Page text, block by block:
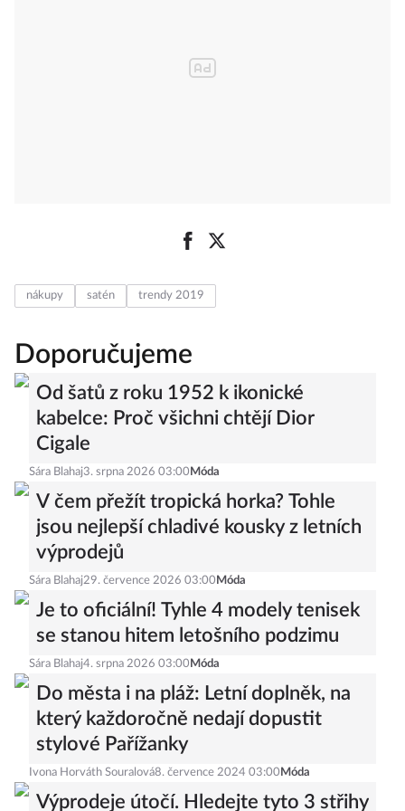
nákupy satén trendy 2019
Doporučujeme
Od šatů z roku 1952 k ikonické
kabelce: Proč všichni chtějí Dior
Cigale
Sára Blahaj3. srpna 2026 03:00 Móda
V čem přežít tropická horka? Tohle
jsou nejlepší chladivé kousky z letních
výprodejů
Sára Blahaj29. července 2026 03:00 Móda
Je to oficiální! Tyhle 4 modely tenisek
se stanou hitem letošního podzimu
Sára Blahaj4. srpna 2026 03:00 Móda
Do města i na pláž: Letní doplněk, na
který každoročně nedají dopustit
stylové Pařížanky
Ivona Horváth Souralová8. července 2024 03:00 Móda
Výprodeje útočí. Hledejte tyto 3 střihy